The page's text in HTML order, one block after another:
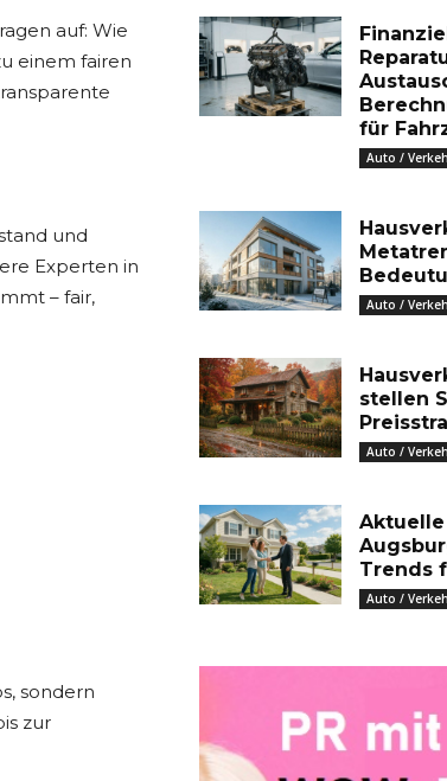
auf: Wie
einem fairen
und
Experten in
– fair,
sondern
zur
für
Auto /
Auto /
stellen
Auto /
Trends
Auto /